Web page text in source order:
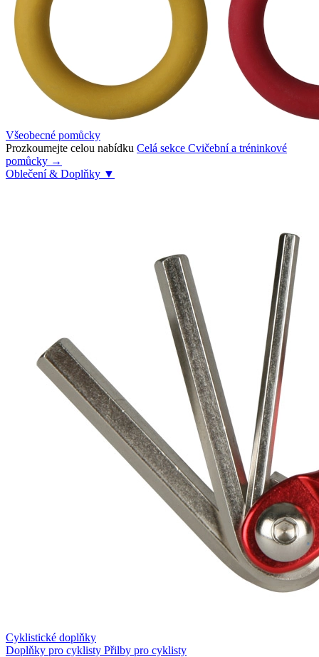
Všeobecné pomůcky
Prozkoumejte celou nabídku Celá sekce Cvičební a tréninkové
pomůcky →
Oblečení & Doplňky ▼
Cyklistické doplňky
Doplňky pro cyklisty Přilby pro cyklisty